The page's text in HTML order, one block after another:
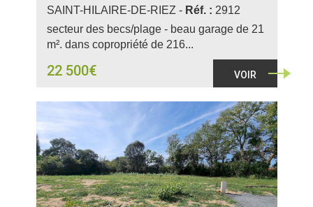
SAINT-HILAIRE-DE-RIEZ - Réf. : 2912
secteur des becs/plage - beau garage de 21
m². dans copropriété de 216...
22 500€ VOIR